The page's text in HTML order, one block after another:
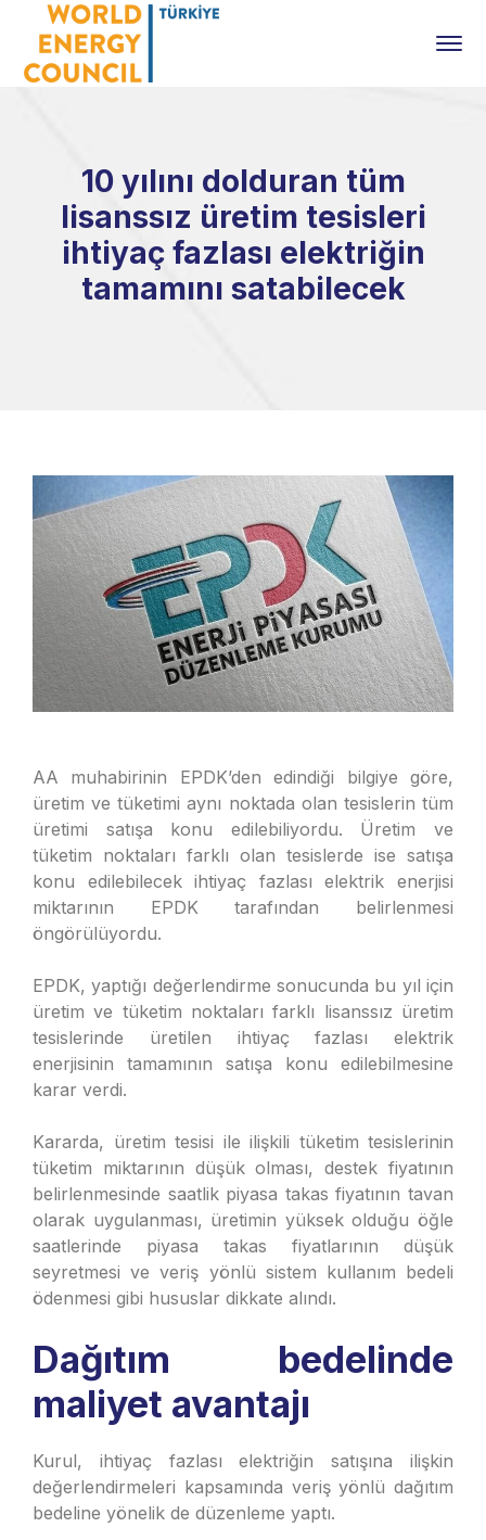
10 yılını dolduran tüm
lisanssız üretim tesisleri
ihtiyaç fazlası elektriğin
tamamını satabilecek
AA muhabirinin EPDK’den edindiği bilgiye göre,
üretim ve tüketimi aynı noktada olan tesislerin tüm
üretimi satışa konu edilebiliyordu. Üretim ve
tüketim noktaları farklı olan tesislerde ise satışa
konu edilebilecek ihtiyaç fazlası elektrik enerjisi
miktarının EPDK tarafından belirlenmesi
öngörülüyordu.
EPDK, yaptığı değerlendirme sonucunda bu yıl için
üretim ve tüketim noktaları farklı lisanssız üretim
tesislerinde üretilen ihtiyaç fazlası elektrik
enerjisinin tamamının satışa konu edilebilmesine
karar verdi.
Kararda, üretim tesisi ile ilişkili tüketim tesislerinin
tüketim miktarının düşük olması, destek fiyatının
belirlenmesinde saatlik piyasa takas fiyatının tavan
olarak uygulanması, üretimin yüksek olduğu öğle
saatlerinde piyasa takas fiyatlarının düşük
seyretmesi ve veriş yönlü sistem kullanım bedeli
ödenmesi gibi hususlar dikkate alındı.
Dağıtım bedelinde
maliyet avantajı
Kurul, ihtiyaç fazlası elektriğin satışına ilişkin
değerlendirmeleri kapsamında veriş yönlü dağıtım
bedeline yönelik de düzenleme yaptı.